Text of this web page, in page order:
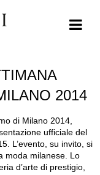
2014
di Milano 2014,
ufficiale del
L’evento, su invito, si
moda milanese. Lo
d’arte di prestigio,